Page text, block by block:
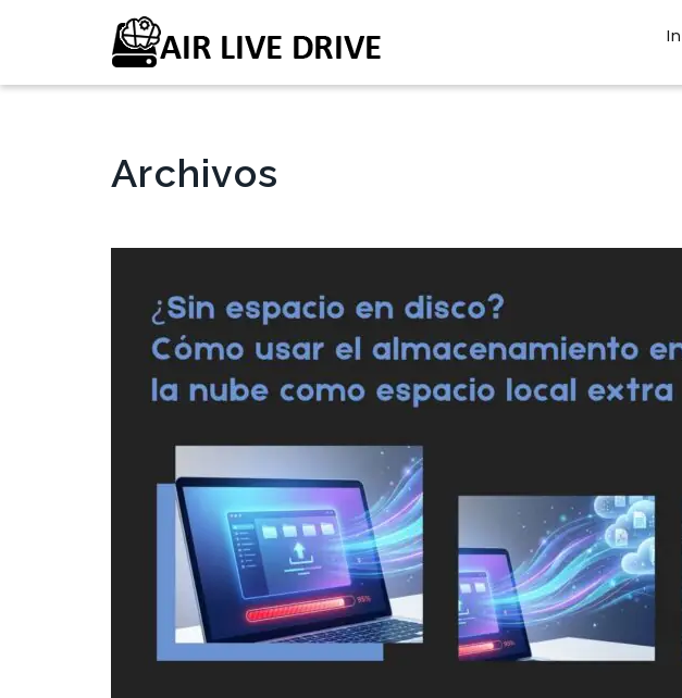
Archivos